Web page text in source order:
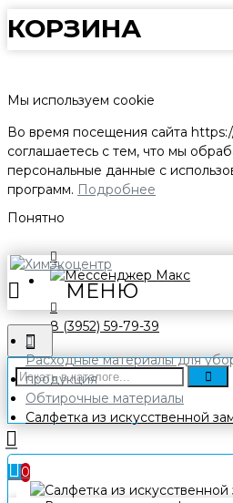
КОРЗИНА
Мы используем cookie
Во время посещения сайта
соглашаетесь с тем, что мы
персональные данные с
программ. Подробнее
Понятно
8 (3952) 59-79-39
0
Расходные материалы для
продукция
Обтирочные материалы
Салфетка из искусственной